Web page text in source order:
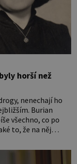
horší než
nenechají ho
Burian
všechno, co po
to, že na něj
a